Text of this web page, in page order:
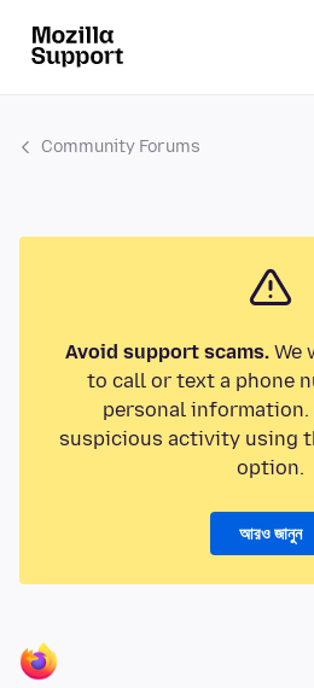
Community Forums
Avoid support scams.We
to call or text a phone
personal information.
suspicious activity using
option.
আরও জানুন